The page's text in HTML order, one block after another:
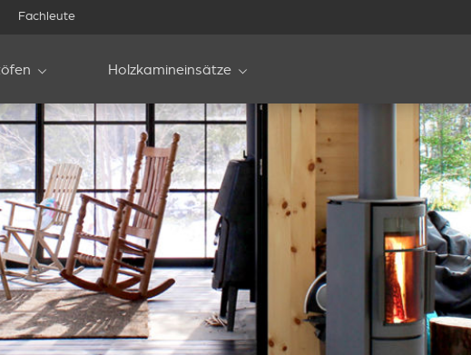
Fachleute
Holzkamineinsätze